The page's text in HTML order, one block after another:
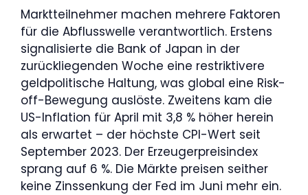
Marktteilnehmer machen mehrere Faktoren
für die Abflusswelle verantwortlich. Erstens
signalisierte die Bank of Japan in der
zurückliegenden Woche eine restriktivere
geldpolitische Haltung, was global eine Risk-
off-Bewegung auslöste. Zweitens kam die
US-Inflation für April mit 3,8 % höher herein
als erwartet – der höchste CPI-Wert seit
September 2023. Der Erzeugerpreisindex
sprang auf 6 %. Die Märkte preisen seither
keine Zinssenkung der Fed im Juni mehr ein.